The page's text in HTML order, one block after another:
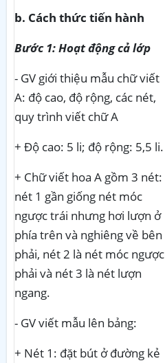
b. Cách thức tiến hành
Bước 1: Hoạt động cả lớp
- GV giới thiệu mẫu chữ viết
A: độ cao, độ rộng, các nét,
quy trình viết chữ A
+ Độ cao: 5 li; độ rộng: 5,5 li.
+ Chữ viết hoa A gồm 3 nét:
nét 1 gần giống nét móc
ngược trái nhưng hơi lượn ở
phía trên và nghiêng về bên
phải, nét 2 là nét móc ngược
phải và nét 3 là nét lượn
ngang.
- GV viết mẫu lên bảng:
+ Nét 1: đặt bút ở đường kẻ